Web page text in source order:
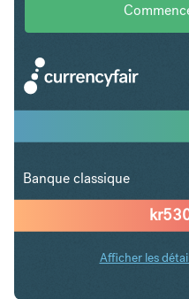
kr
Banque classique
Afficher les